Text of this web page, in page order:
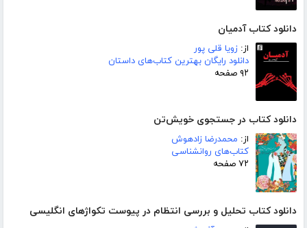
دانلود کتاب آدمیان
از: زویا قلی پور
دانلود رایگان بهترین کتاب‌های داستان
۹۲ صفحه
دانلود کتاب در جستجوی خویش‌تن
از: محمدرضا زادهوش
کتاب‌های روانشناسی
۷۲ صفحه
دانلود کتاب تحلیل و بررسی انتظام در پیوست تکواژهای انگلیسی